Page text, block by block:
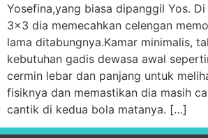
Yosefina,yang biasa dipanggil Yos.
3×3 dia memecahkan celengan
lama ditabungnya.Kamar minimalis,
kebutuhan gadis dewasa awal
cermin lebar dan panjang untuk
fisiknya dan memastikan dia masih
cantik di kedua bola matanya. […]